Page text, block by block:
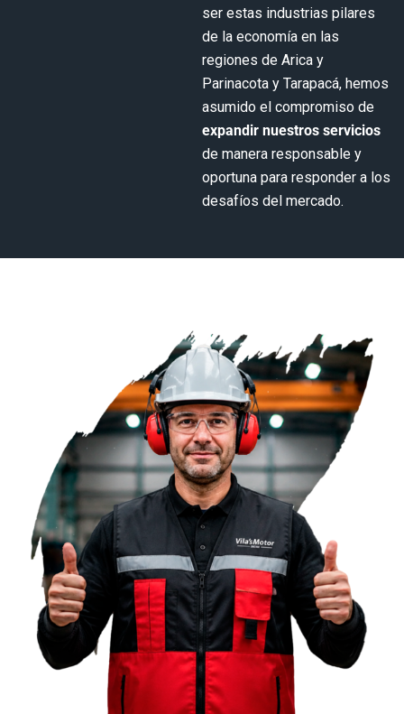
ser estas industrias pilares
de la economía en las
regiones de Arica y
Parinacota y Tarapacá, hemos
asumido el compromiso de
expandir nuestros servicios
de manera responsable y
oportuna para responder a los
desafíos del mercado.